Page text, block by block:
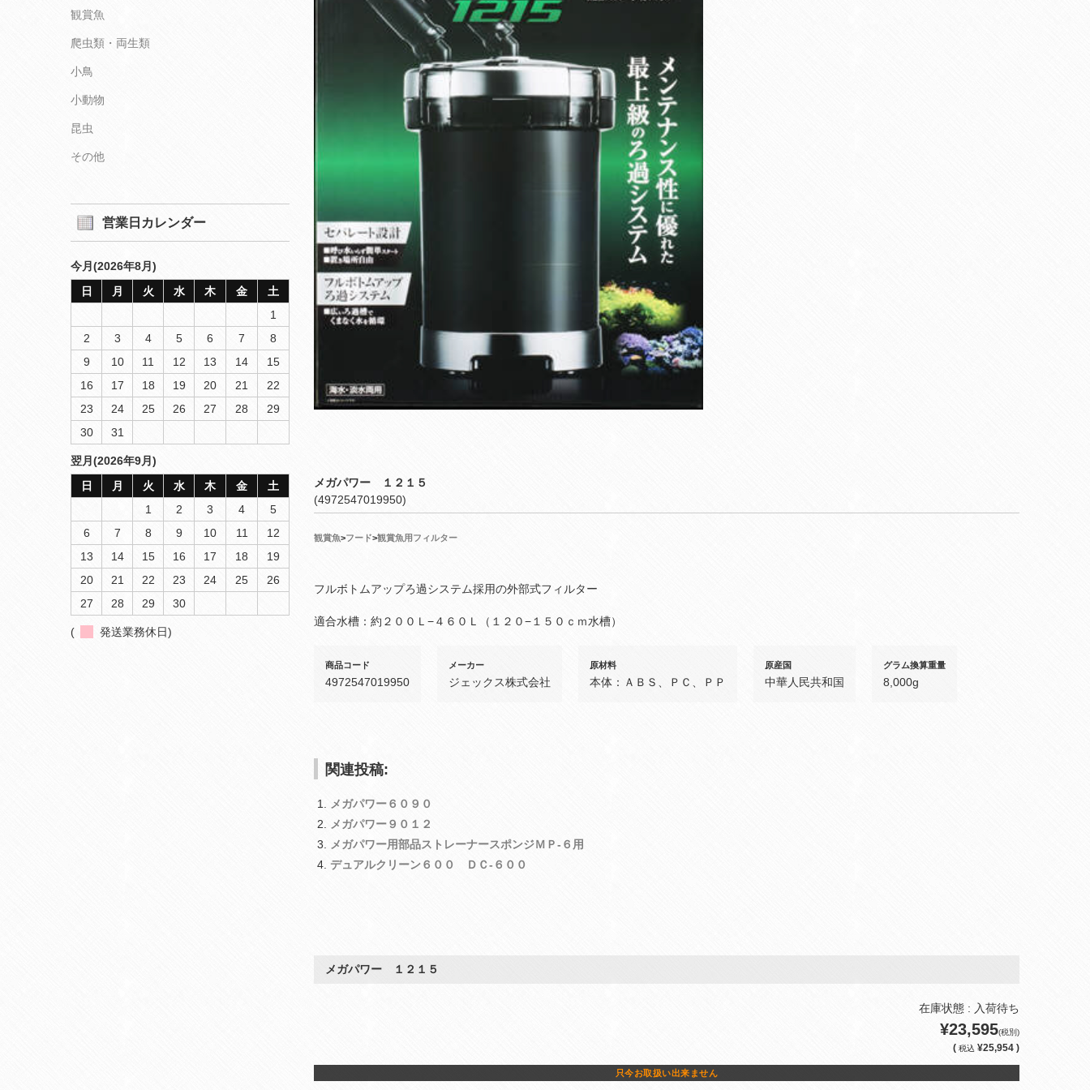
メガパワー １２１５
(4972547019950)
観賞魚>フード>観賞魚用フィルター
フルボトムアップろ過システム採用の外部式フィルター
適合水槽：約２００Ｌ−４６０Ｌ（１２０−１５０ｃｍ水槽）
商品コード
4972547019950
メーカー
ジェックス株式会社
原材料
本体：ＡＢＳ、ＰＣ、ＰＰ
原産国
中華人民共和国
グラム換算重量
8,000g
関連投稿:
メガパワー６０９０
メガパワー９０１２
メガパワー用部品ストレーナースポンジＭＰ‐６用
デュアルクリーン６００ ＤＣ‐６００
メガパワー １２１５
在庫状態 : 入荷待ち
¥23,595(税別)
( 税込 ¥25,954 )
只今お取扱い出来ません
観賞魚
爬虫類・両生類
小鳥
小動物
昆虫
その他
営業日カレンダー
今月(2026年8月)
日
月 火 水 木 金
土
1
2
3 4 5 6 7
8
9
10 11 12 13 14
15
16
17 18 19 20 21
22
23
24 25 26 27 28
29
30
31
翌月(2026年9月)
日
月 火 水 木 金
土
1
2 3 4
5
6
7 8 9 10 11
12
13
14 15 16 17 18
19
20
21 22 23 24 25
26
27
28 29 30
( 発送業務休日)